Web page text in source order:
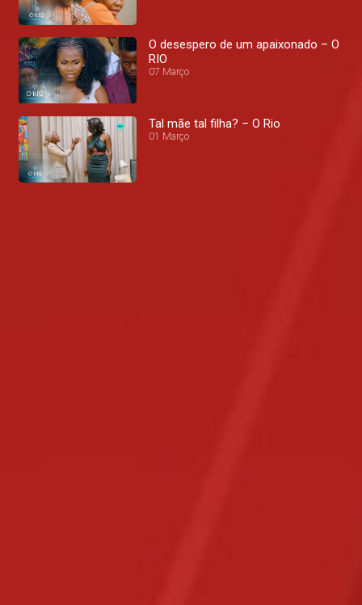
O desespero de um apaixonado – O
RIO
07 Março
Tal mãe tal filha? – O Rio
01 Março